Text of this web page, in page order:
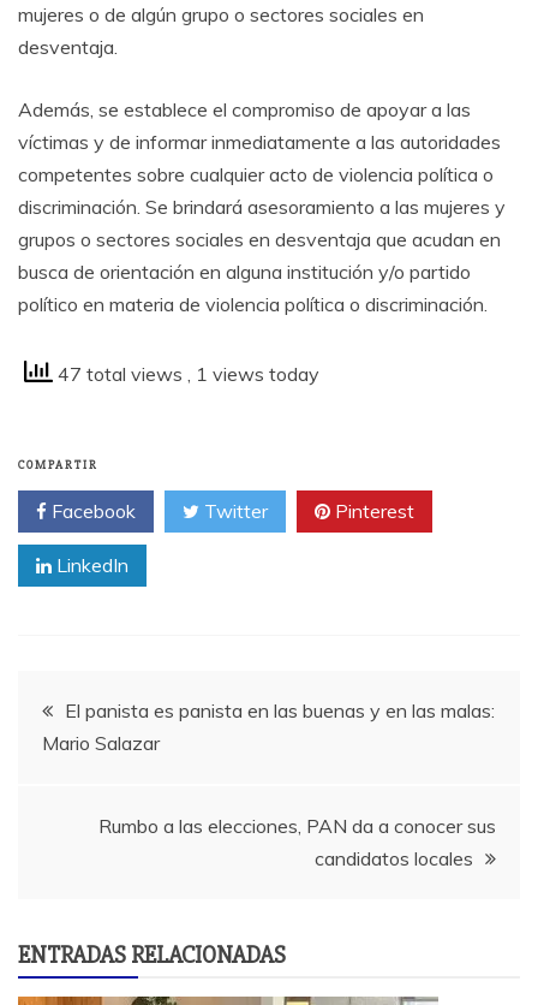
mujeres o de algún grupo o sectores sociales en
desventaja.
Además, se establece el compromiso de apoyar a las
víctimas y de informar inmediatamente a las autoridades
competentes sobre cualquier acto de violencia política o
discriminación. Se brindará asesoramiento a las mujeres y
grupos o sectores sociales en desventaja que acudan en
busca de orientación en alguna institución y/o partido
político en materia de violencia política o discriminación.
47 total views , 1 views today
COMPARTIR
Facebook Twitter Pinterest
LinkedIn
El panista es panista en las buenas y en las malas:
Mario Salazar
Rumbo a las elecciones, PAN da a conocer sus
candidatos locales
ENTRADAS RELACIONADAS